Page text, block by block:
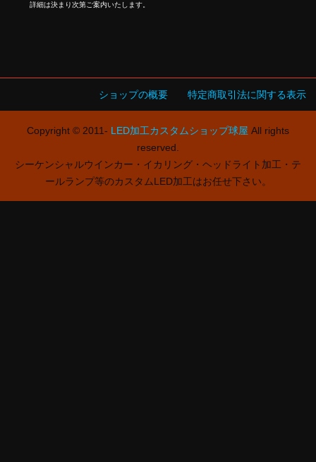
詳細は決まり次第ご案内いたします。
ショップの概要 特定商取引法に関する表示
Copyright © 2011- LED加工カスタムショップ球屋 All rights
reserved.
シーケンシャルウインカー・イカリング・ヘッドライト加工・テ
ールランプ等のカスタムLED加工はお任せ下さい。